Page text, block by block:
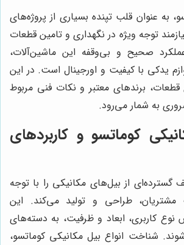
به عنوان قلب تپنده بسیاری از پروژه‌های
توجه ویژه در نگهداری و تامین قطعات
صحیح و بی‌وقفه این ماشین‌آلات،
یدکی با کیفیت و اورجینال است. در این
قطعات، برندهای معتبر و نکات فنی مربوط
به شمار می‌رود.
کوماتسو و کاربردهای
از بیل‌های مکانیکی را با توجه
مشتریان، طراحی و تولید می‌کند. این
نوع کاربری، ابعاد و ظرفیت، به دسته‌های
شناخت انواع بیل مکانیکی کوماتسو،